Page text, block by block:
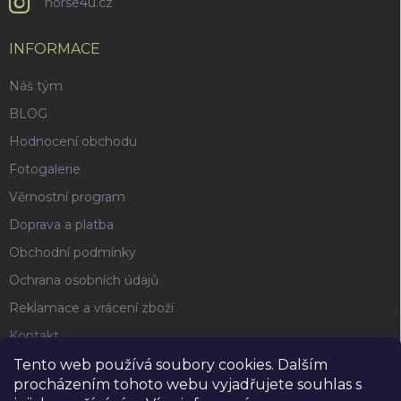
Tento web používá soubory cookies. Dalším
procházením tohoto webu vyjadřujete souhlas s
INFORMACE
Náš tým
BLOG
Hodnocení obchodu
Fotogalerie
Věrnostní program
Doprava a platba
Obchodní podmínky
Ochrana osobních údajů
Reklamace a vrácení zboží
Kontakt
FACEBOOK